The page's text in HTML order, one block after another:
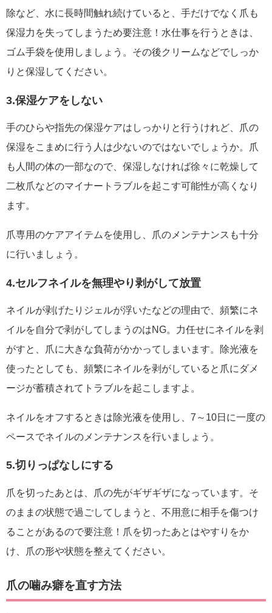
除など、水に長時間触れ続けていると、手だけでなく爪も
保湿力を失ってしまうため要注意！水仕事を行うときは、
ゴム手袋を使用しましょう。その後クリームなどでしっか
りと保湿してください。
3.保湿ケアをしない
手のひらや指先の保湿ケアはしっかりと行うけれど、爪の
保湿をこまめに行う人は少ないのではないでしょうか。爪
も人間の体の一部なので、保湿しなければ徐々に乾燥して
二枚爪などのマイナートラブルを起こす可能性が高くなり
ます。
爪専用のケアアイテムを使用し、爪のメンテナンスも十分
に行いましょう。
4.セルフネイルを無理やり剥がして放置
ネイルが剥げたりジェルが浮いたなどの理由で、頻繁にネ
イルを自分で剥がしてしまうのはNG。力任せにネイルを剥
がすと、爪に大きな負荷がかかってしまいます。除光液を
使ったとしても、頻繁にネイルを剥がしていると爪にダメ
ージが蓄積されてトラブルを起こしますよ。
ネイルをオフするときは除光液を使用し、7～10日に一度の
ペースでネイルのメンテナンスを行いましょう。
5.切りっぱなしにする
爪を切ったあとは、爪の先がギザギザになっています。そ
のままの状態で過ごしてしまうと、不用意に相手を傷つけ
ることがあるので要注意！爪を切ったあとはやすりをか
け、爪の形や状態を整えてください。
爪の噛み癖を直す方法